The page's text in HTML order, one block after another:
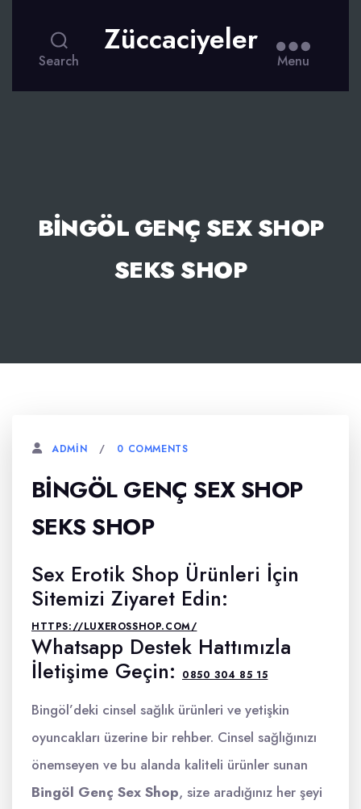
Search
Züccaciyeler
Menu
BINGÖL GENÇ SEX SHOP
SEKS SHOP
ADMIN 0 COMMENTS
BINGÖL GENÇ SEX SHOP
SEKS SHOP
Sex Erotik Shop Ürünleri İçin
Sitemizi Ziyaret Edin:
HTTPS://LUXEROSSHOP.COM/
Whatsapp Destek Hattımızla
İletişime Geçin:
0850 304 85 15
Bingöl’deki cinsel sağlık ürünleri ve yetişkin
oyuncakları üzerine bir rehber. Cinsel sağlığınızı
önemseyen ve bu alanda kaliteli ürünler sunan
Bingöl Genç Sex Shop, size aradığınız her şeyi